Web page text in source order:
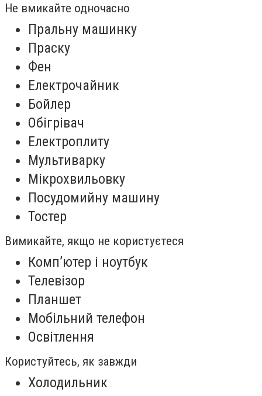
Не вмикайте одночасно
Пральну машинку
Праску
Фен
Електрочайник
Бойлер
Обігрівач
Електроплиту
Мультиварку
Мікрохвильовку
Посудомийну машину
Тостер
Вимикайте, якщо не користуєтеся
Комп’ютер і ноутбук
Телевізор
Планшет
Мобільний телефон
Освітлення
Користуйтесь, як завжди
Холодильник